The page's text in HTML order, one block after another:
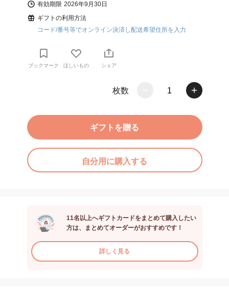
有効期限 2026年9月30日
ギフトの利用方法
コード/番号等でオンライン決済し配送希望住所を入力
ブックマーク ほしいもの シェア
枚数 1
ギフトを贈る
自分用に購入する
11名以上へギフトカードをまとめて購入したい
方は、まとめてオーダーがおすすめです！
詳しく見る